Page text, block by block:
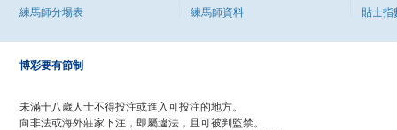
練馬師分場表
練馬師資料
貼士指
博彩要有節制
未滿十八歲人士不得投注或進入可投注的地方。
向非法或海外莊家下注，即屬違法，且可被判監禁。